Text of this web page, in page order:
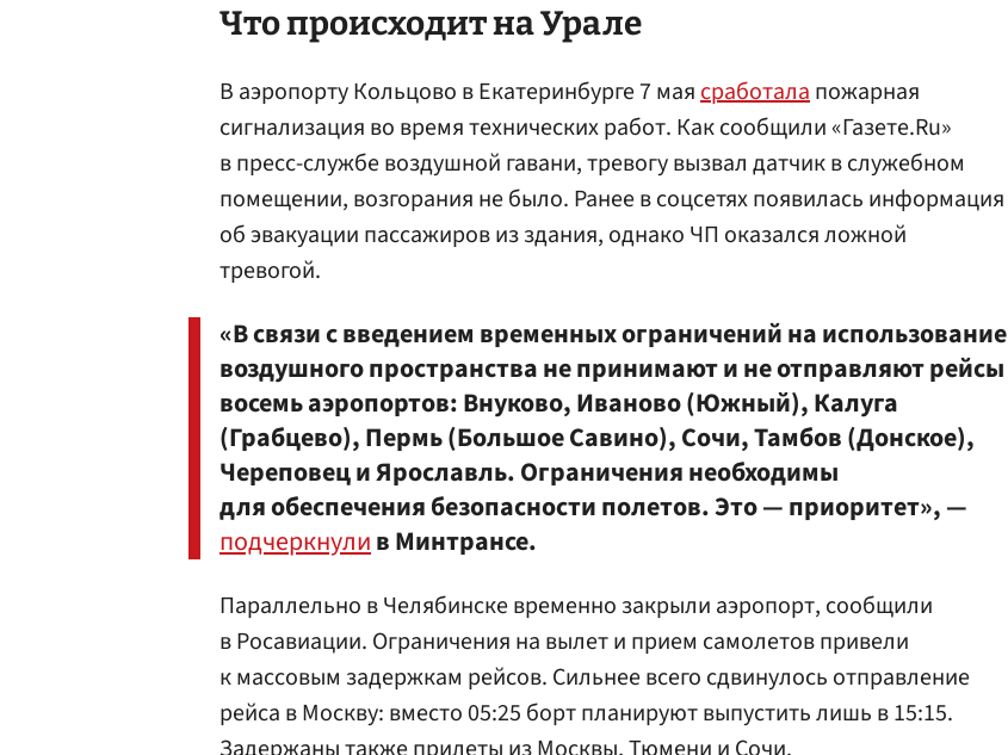
Что происходит на Урале
В аэропорту Кольцово в Екатеринбурге 7 маясработалапожарная
сигнализация во время технических работ. Как сообщили «Газете.Ru»
в пресс-службе воздушной гавани, тревогу вызвал датчик в служебном
помещении, возгорания не было. Ранее в соцсетях появилась информация
об эвакуации пассажиров из здания, однако ЧП оказался ложной
тревогой.
«В связи с введением временных ограничений на использование
воздушного пространства не принимают и не отправляют рейсы
восемь аэропортов: Внуково, Иваново (Южный), Калуга
(Грабцево), Пермь (Большое Савино), Сочи, Тамбов (Донское),
Череповец и Ярославль. Ограничения необходимы
для обеспечения безопасности полетов. Это — приоритет», —
подчеркнулив Минтрансе.
Параллельно в Челябинске временно закрыли аэропорт, сообщили
в Росавиации. Ограничения на вылет и прием самолетов привели
к массовым задержкам рейсов. Сильнее всего сдвинулось отправление
рейса в Москву: вместо 05:25 борт планируют выпустить лишь в 15:15.